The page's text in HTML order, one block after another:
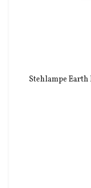
Stehlampe Earth